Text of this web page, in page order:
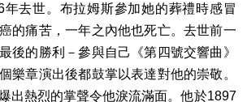
去世。布拉姆斯參加她的葬禮時感冒
的痛苦，一年之內他也死亡。去世前一
後的勝利－參與自己《第四號交響曲》
樂章演出後都鼓掌以表達對他的崇敬。
出熱烈的掌聲令他淚流滿面。他於1897